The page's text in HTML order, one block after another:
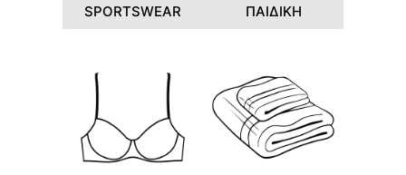
SPORTSWEAR ΠΑΙΔΙΚΗ